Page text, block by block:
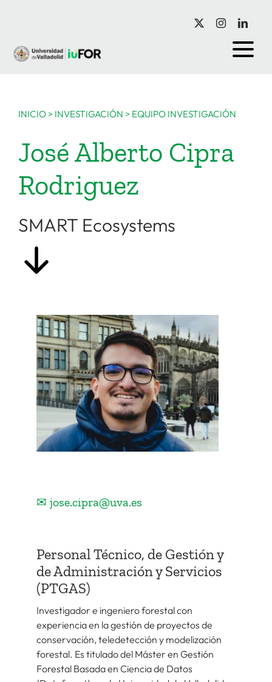
contenido
INICIO> INVESTIGACIÓN > EQUIPO INVESTIGACIÓN
José Alberto Cipra
Rodriguez
SMART Ecosystems
✉ jose.cipra@uva.es
Personal Técnico, de Gestión y
de Administración y Servicios
(PTGAS)
Investigador e ingeniero forestal con
experiencia en la gestión de proyectos de
conservación, teledetección y modelización
forestal. Es titulado del Máster en Gestión
Forestal Basada en Ciencia de Datos